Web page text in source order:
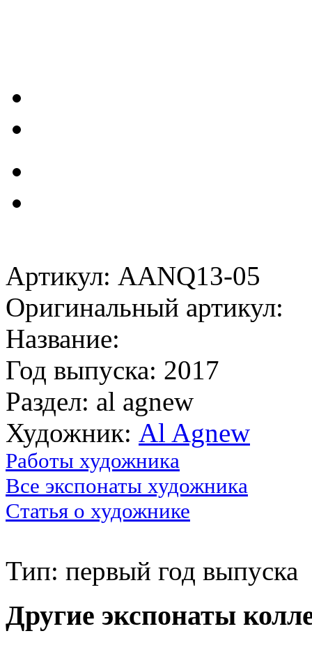
Артикул: AANQ13-05
Оригинальный артикул:
Название:
Год выпуска: 2017
Раздел: al agnew
Художник: Al Agnew
Работы художника
Все экспонаты художника
Статья о художнике
Тип: первый год выпуска
Другие экспонаты